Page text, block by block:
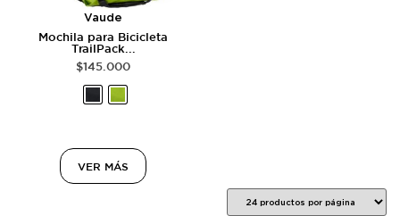
Vaude
Mochila para Bicicleta
TrailPack...
$145.000
VER MÁS